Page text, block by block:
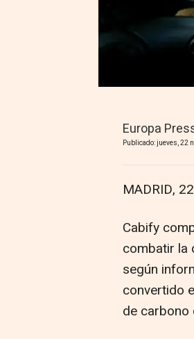
Europa
Publicado: jueves, 22
MADRID,
Cabify
combatir la
según
convertido
de carbono